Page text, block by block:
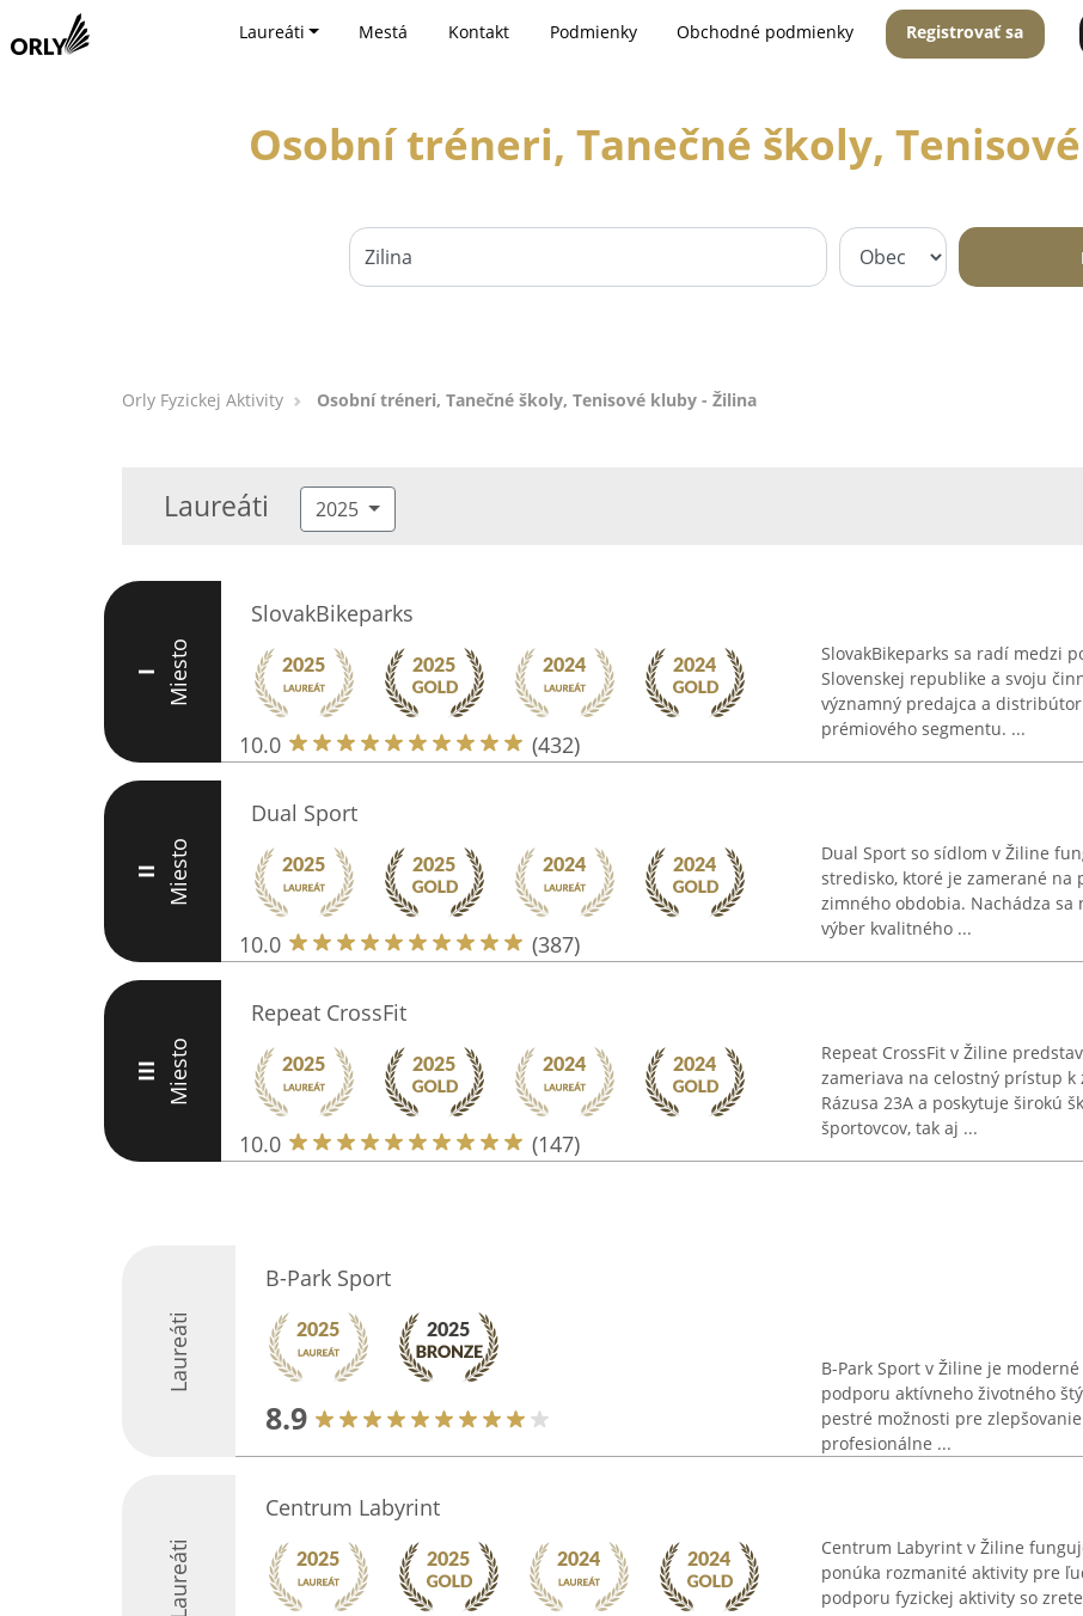
Laureáti Mestá Kontakt Podmienky Obchodné podmienky Registrovať sa
Osobní tréneri, Tanečné školy,
Orly Fyzickej Aktivity Osobní tréneri, Tanečné školy, Tenisové kluby - Žilina
Laureáti 2025
I Miesto
SlovakBikeparks
10.0 (432)
SlovakBikeparks sa radí medzi
Slovenskej republike a svoju
významný predajca a
prémiového segmentu. ...
II Miesto
Dual Sport
10.0 (387)
Dual Sport so sídlom v Žiline
stredisko, ktoré je zamerané na
zimného obdobia. Nachádza sa
výber kvalitného ...
III Miesto
Repeat CrossFit
10.0 (147)
Repeat CrossFit v Žiline
zameriava na celostný prístup
Rázusa 23A a poskytuje širokú
športovcov, tak aj ...
Laureáti
B-Park Sport
8.9
B-Park Sport v Žiline je
podporu aktívneho životného
pestré možnosti pre
profesionálne ...
Laureáti
Centrum Labyrint
Centrum Labyrint v Žiline
ponúka rozmanité aktivity pre
podporu fyzickej aktivity so